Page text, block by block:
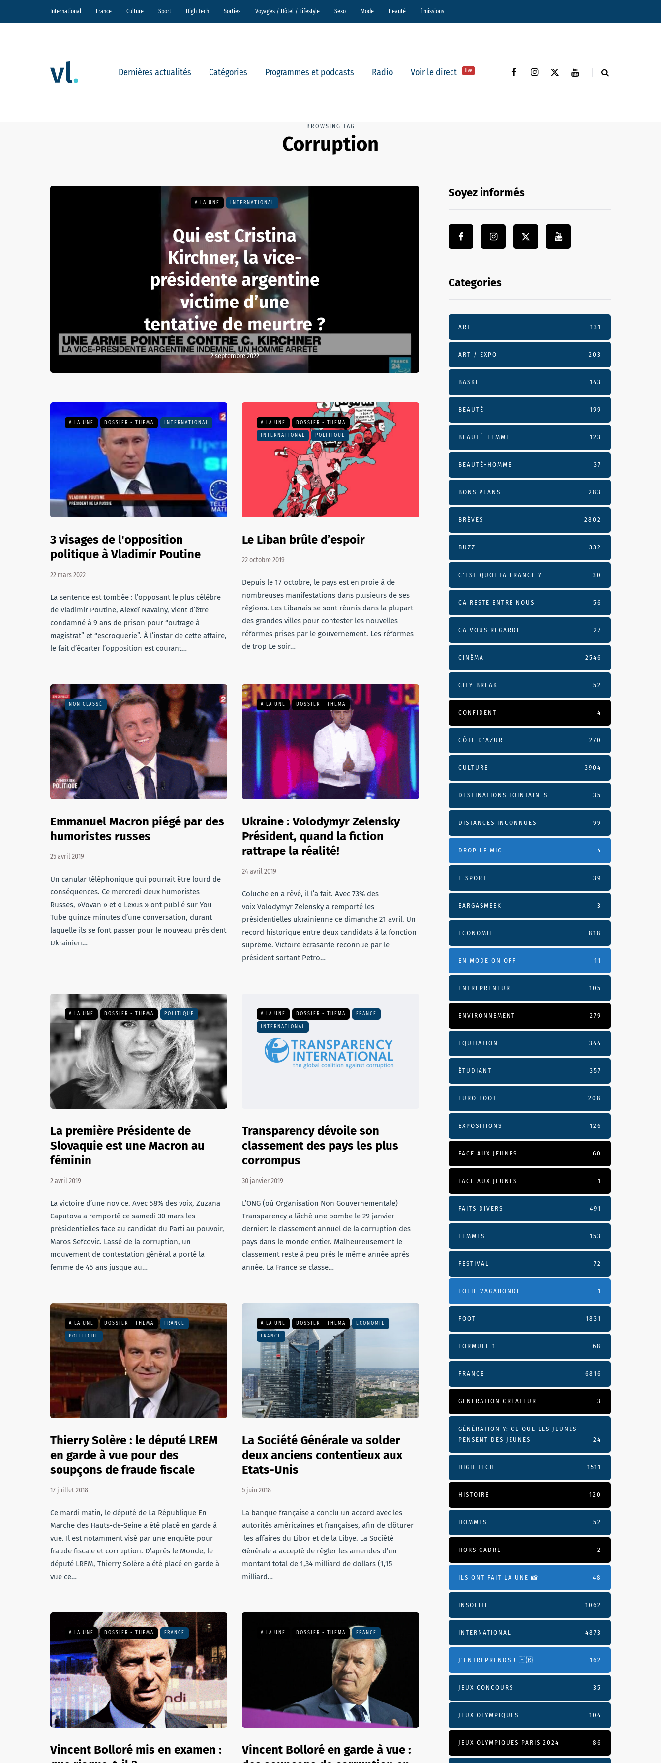
International France Culture Sport High Tech Sorties Voyages / Hôtel / Lifestyle Sexo Mode Beauté Émissions
Dernières actualités Catégories Programmes et podcasts Radio Voir le direct live
BROWSING TAG
Corruption
A LA UNE INTERNATIONAL
Qui est Cristina
Kirchner, la vice-
présidente argentine
victime d’une
tentative de meurtre ?
2 septembre 2022
A LA UNE DOSSIER - THEMA INTERNATIONAL
3 visages de l'opposition
politique à Vladimir Poutine
22 mars 2022
La sentence est tombée : l’opposant le plus célèbre
de Vladimir Poutine, Alexeï Navalny, vient d’être
condamné à 9 ans de prison pour “outrage à
magistrat” et “escroquerie”. À l’instar de cette affaire,
le fait d’écarter l’opposition est courant…
A LA UNE DOSSIER - THEMA
INTERNATIONAL POLITIQUE
Le Liban brûle d’espoir
22 octobre 2019
Depuis le 17 octobre, le pays est en proie à de
nombreuses manifestations dans plusieurs de ses
régions. Les Libanais se sont réunis dans la plupart
des grandes villes pour contester les nouvelles
réformes prises par le gouvernement. Les réformes
de trop Le soir…
NON CLASSÉ
Emmanuel Macron piégé par des
humoristes russes
25 avril 2019
Un canular téléphonique qui pourrait être lourd de
conséquences. Ce mercredi deux humoristes
Russes, »Vovan » et « Lexus » ont publié sur You
Tube quinze minutes d’une conversation, durant
laquelle ils se font passer pour le nouveau président
Ukrainien…
A LA UNE DOSSIER - THEMA
Ukraine : Volodymyr Zelensky
Président, quand la fiction
rattrape la réalité!
24 avril 2019
Coluche en a rêvé, il l’a fait. Avec 73% des
voix Volodymyr Zelensky a remporté les
présidentielles ukrainienne ce dimanche 21 avril. Un
record historique entre deux candidats à la fonction
suprême. Victoire écrasante reconnue par le
président sortant Petro…
A LA UNE DOSSIER - THEMA POLITIQUE
La première Présidente de
Slovaquie est une Macron au
féminin
2 avril 2019
La victoire d’une novice. Avec 58% des voix, Zuzana
Caputova a remporté ce samedi 30 mars les
présidentielles face au candidat du Parti au pouvoir,
Maros Sefcovic. Lassé de la corruption, un
mouvement de contestation général a porté la
femme de 45 ans jusque au…
A LA UNE DOSSIER - THEMA FRANCE
INTERNATIONAL
Transparency dévoile son
classement des pays les plus
corrompus
30 janvier 2019
L’ONG (où Organisation Non Gouvernementale)
Transparency a lâché une bombe le 29 janvier
dernier: le classement annuel de la corruption des
pays dans le monde entier. Malheureusement le
classement reste à peu près le même année après
année. La France se classe…
A LA UNE DOSSIER - THEMA FRANCE
POLITIQUE
Thierry Solère : le député LREM
en garde à vue pour des
soupçons de fraude fiscale
17 juillet 2018
Ce mardi matin, le député de La République En
Marche des Hauts-de-Seine a été placé en garde à
vue. Il est notamment visé par une enquête pour
fraude fiscale et corruption. D’après le Monde, le
député LREM, Thierry Solère a été placé en garde à
vue ce…
A LA UNE DOSSIER - THEMA ECONOMIE
FRANCE
La Société Générale va solder
deux anciens contentieux aux
Etats-Unis
5 juin 2018
La banque française a conclu un accord avec les
autorités américaines et françaises, afin de clôturer
les affaires du Libor et de la Libye. La Société
Générale a accepté de régler les amendes d’un
montant total de 1,34 milliard de dollars (1,15
milliard…
A LA UNE DOSSIER - THEMA FRANCE
Vincent Bolloré mis en examen :
A LA UNE DOSSIER - THEMA FRANCE
Vincent Bolloré en garde à vue :
Soyez informés
Categories
ART 131
ART / EXPO 203
BASKET 143
BEAUTÉ 199
BEAUTÉ-FEMME 123
BEAUTÉ-HOMME 37
BONS PLANS 283
BRÈVES 2802
BUZZ 332
C'EST QUOI TA FRANCE ? 30
CA RESTE ENTRE NOUS 56
CA VOUS REGARDE 27
CINÉMA 2546
CITY-BREAK 52
CONFIDENT 4
CÔTE D’AZUR 270
CULTURE 3904
DESTINATIONS LOINTAINES 35
DISTANCES INCONNUES 99
DROP LE MIC 4
E-SPORT 39
EARGASMEEK 3
ECONOMIE 818
EN MODE ON OFF 11
ENTREPRENEUR 105
ENVIRONNEMENT 279
EQUITATION 344
ÉTUDIANT 357
EURO FOOT 208
EXPOSITIONS 126
FACE AUX JEUNES 60
FACE AUX JEUNES 1
FAITS DIVERS 491
FEMMES 153
FESTIVAL 72
FOLIE VAGABONDE 1
FOOT 1831
FORMULE 1 68
FRANCE 6816
GÉNÉRATION CRÉATEUR 3
GÉNÉRATION Y: CE QUE LES JEUNES
PENSENT DES JEUNES
24
HIGH TECH 1511
HISTOIRE 120
HOMMES 52
HORS CADRE 2
ILS ONT FAIT LA UNE 📸 48
INSOLITE 1062
INTERNATIONAL 4873
J'ENTREPRENDS ! 🇫🇷 162
JEUX CONCOURS 35
JEUX OLYMPIQUES 104
JEUX OLYMPIQUES PARIS 2024 86